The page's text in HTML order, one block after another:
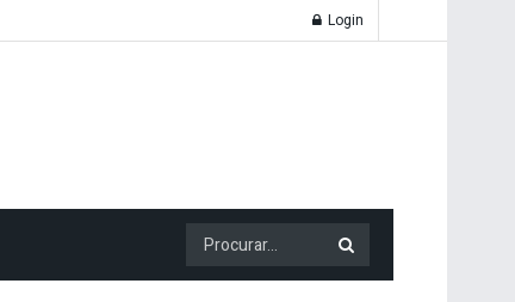
Login